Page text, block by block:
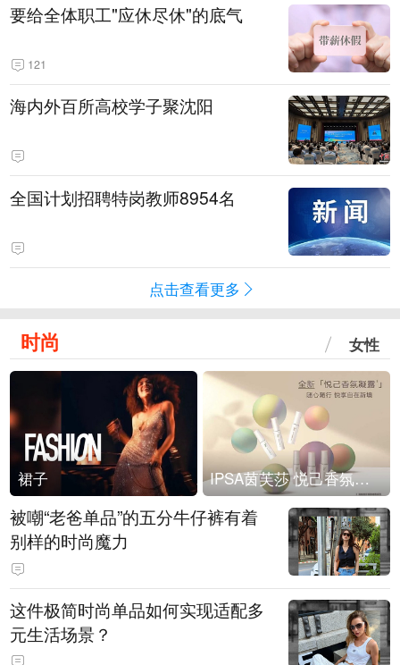
要给全体职工"应休尽休"的底气
121
海内外百所高校学子聚沈阳
全国计划招聘特岗教师8954名
点击查看更多
时尚 女性
裙子 IPSA茵芙莎 悦己香氛凝露上市
被嘲“老爸单品”的五分牛仔裤有着
别样的时尚魔力
这件极简时尚单品如何实现适配多
元生活场景？